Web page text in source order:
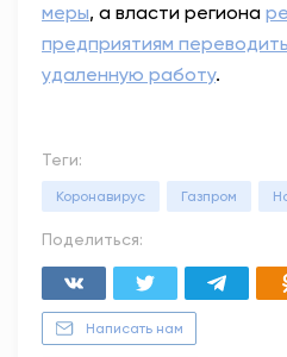
меры, а власти региона
предприятиям
удаленную работу.
Теги:
Коронавирус Газпром
Поделиться:
Написать нам